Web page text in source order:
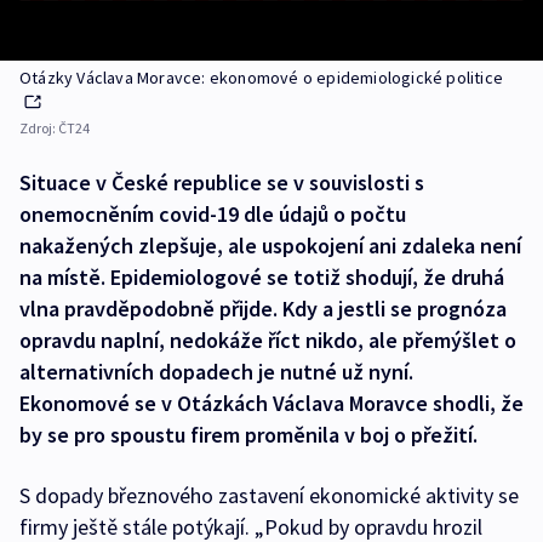
Otázky Václava Moravce: ekonomové o epidemiologické politice
Zdroj: ČT24
Situace v České republice se v souvislosti s
onemocněním covid-19 dle údajů o počtu
nakažených zlepšuje, ale uspokojení ani zdaleka není
na místě. Epidemiologové se totiž shodují, že druhá
vlna pravděpodobně přijde. Kdy a jestli se prognóza
opravdu naplní, nedokáže říct nikdo, ale přemýšlet o
alternativních dopadech je nutné už nyní.
Ekonomové se v Otázkách Václava Moravce shodli, že
by se pro spoustu firem proměnila v boj o přežití.
S dopady březnového zastavení ekonomické aktivity se
firmy ještě stále potýkají. „Pokud by opravdu hrozil